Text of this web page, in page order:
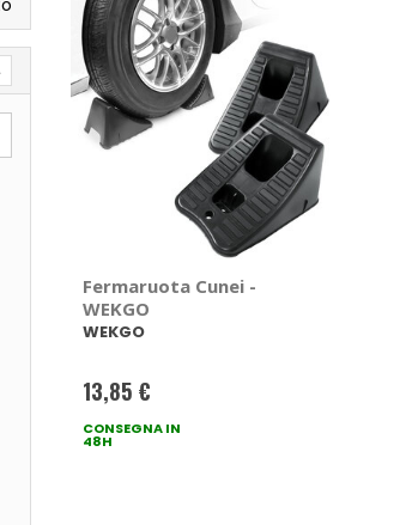
Fermaruota Cunei -
WEKGO
WEKGO
13,85 €
CONSEGNA IN
48H